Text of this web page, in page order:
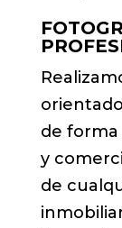
de forma
y
de